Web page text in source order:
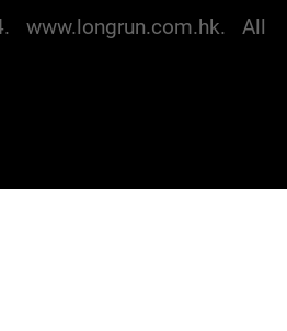
www.longrun.com.hk. All